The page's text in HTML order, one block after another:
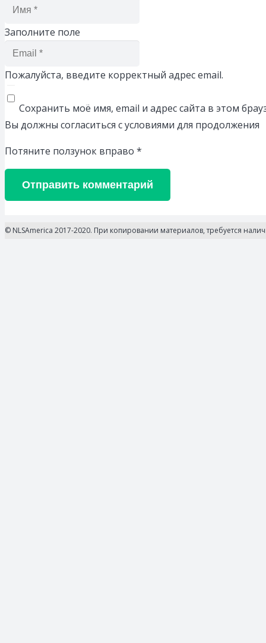
Заполните поле
Пожалуйста, введите корректный адрес email.
Сохранить моё имя, email и адрес сайта в этом
Вы должны согласиться с условиями для продолжения
Потяните ползунок вправо *
Отправить комментарий
© NLSAmerica 2017-2020. При копировании материалов, требуется